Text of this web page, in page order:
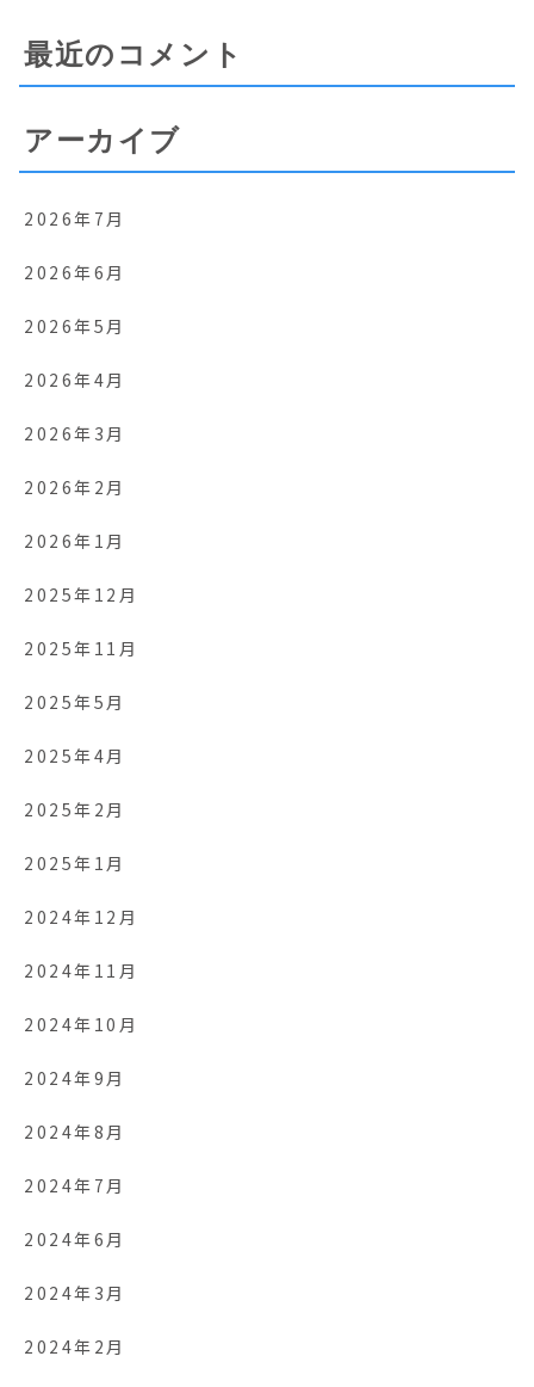
最近のコメント
アーカイブ
2026年7月
2026年6月
2026年5月
2026年4月
2026年3月
2026年2月
2026年1月
2025年12月
2025年11月
2025年5月
2025年4月
2025年2月
2025年1月
2024年12月
2024年11月
2024年10月
2024年9月
2024年8月
2024年7月
2024年6月
2024年3月
2024年2月